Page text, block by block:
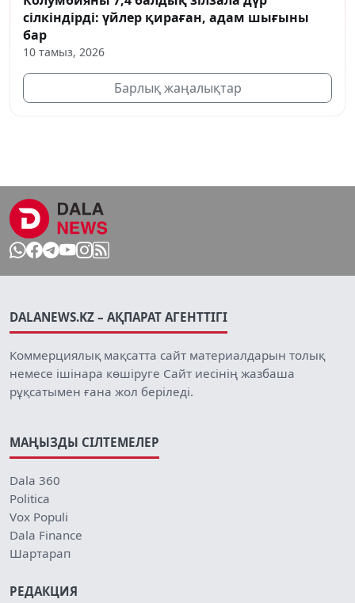
сілкіндірді: үйлер қираған, адам шығыны
бар
10 тамыз, 2026
Барлық жаңалықтар
DALANEWS.KZ – АҚПАРАТ АГЕНТТІГІ
Коммерциялық мақсатта сайт материалдарын толық
немесе ішінара көшіруге Сайт иесінің жазбаша
рұқсатымен ғана жол беріледі.
МАҢЫЗДЫ СІЛТЕМЕЛЕР
Dala 360
Politica
Vox Populi
Dala Finance
Шартарап
РЕДАКЦИЯ